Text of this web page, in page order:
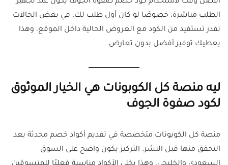
الطلب مباشرة، خصوصًا لو كان أول طلب لك. في بعض الحالات
تقدر تستفيد من الكود مع العروض الحالية داخل الموقع، وهذا
يعطيك توفير أفضل بدون تعارض.
ليه منصة كل الكوبونات هي الخيار الموثوق
لكود صفوة الجوف
منصة كل الكوبونات متخصصة في تقديم أكواد خصم محدثة بعد
التحقق منها قبل النشر. التركيز يكون واضح على السوق